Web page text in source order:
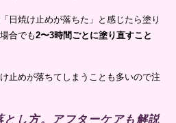
日焼け止めが落ちた」と感じたら塗り
合でも2〜3時間ごとに塗り直すこと
止めが落ちてしまうことも多いので注
とし方。アフターケアも解説